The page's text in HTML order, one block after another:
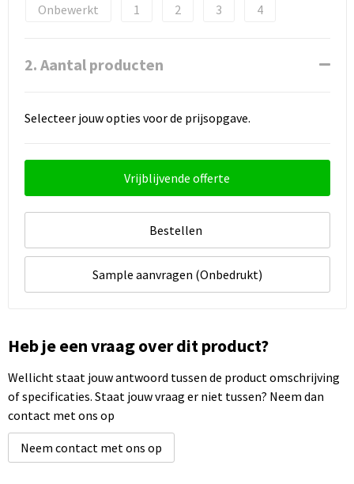
Onbewerkt
1 2 3 4
2. Aantal producten
Selecteer jouw opties voor de prijsopgave.
Vrijblijvende offerte
Bestellen
Sample aanvragen (Onbedrukt)
Heb je een vraag over dit product?
Wellicht staat jouw antwoord tussen de product omschrijving
of specificaties. Staat jouw vraag er niet tussen? Neem dan
contact met ons op
Neem contact met ons op